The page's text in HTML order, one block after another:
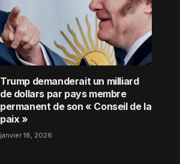
Trump demanderait un milliard
de dollars par pays membre
permanent de son « Conseil de la
paix »
janvier 18, 2026